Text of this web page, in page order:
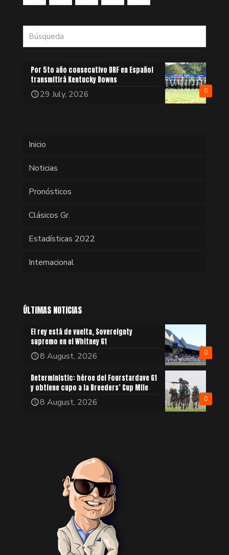
0
Por 5to año consecutivo DRF en Español
transmitirá Kentucky Downs
29 July, 2026
Inicio
Noticias
Pronósticos
Clásicos Gr.
Estadísticas 2022
Internacional
ÚLTIMAS NOTICIAS
0
El rey está de vuelta, Sovereignty
supremo en el Whitney G1
8 August, 2026
0
Deterministic: héroe del Fourstardave G1
y obtiene cupo a la Breeders’ Cup Mile
8 August, 2026